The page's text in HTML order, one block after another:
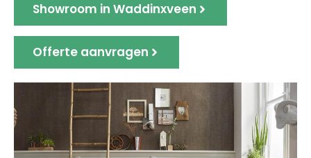
Showroom in Waddinxveen
Offerte aanvragen